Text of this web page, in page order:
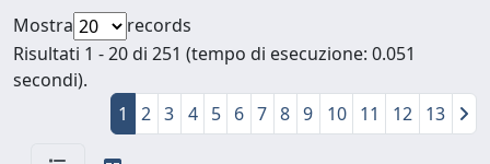
Mostra
records
Risultati 1 - 20 di 251 (tempo di esecuzione: 0.051
secondi).
1
2 3 4 5 6 7 8 9 10 11 12 13